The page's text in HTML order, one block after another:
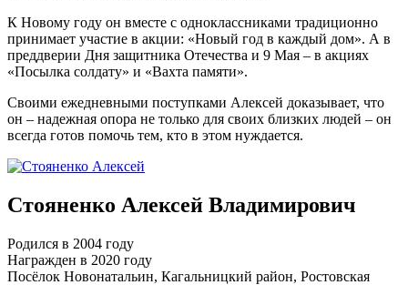
К Новому году он вместе с одноклассниками традиционно
принимает участие в акции: «Новый год в каждый дом». А в
преддверии Дня защитника Отечества и 9 Мая – в акциях
«Посылка солдату» и «Вахта памяти».
Своими ежедневными поступками Алексей доказывает, что
он – надежная опора не только для своих близких людей – он
всегда готов помочь тем, кто в этом нуждается.
Стояненко Алексей Владимирович
Родился в 2004 году
Награжден в 2020 году
Посёлок Новонатальин, Кагальницкий район, Ростовская